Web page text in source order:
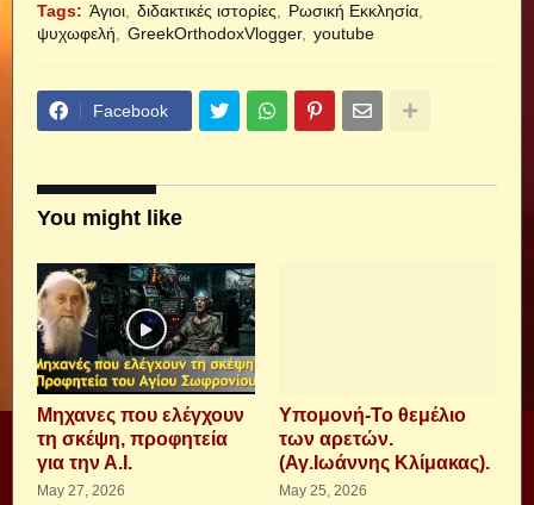
Tags: Άγιοι διδακτικές ιστορίες
Ρωσική Εκκλησία
ψυχωφελή
GreekOrthodoxVlogger youtube
Facebook
You might like
Μηχανες που ελέγχουν
τη σκέψη, προφητεία
για την Α.Ι.
May 27, 2026
Υπομονή-Το θεμέλιο
των αρετών.
(Αγ.Ιωάννης Κλίμακας).
May 25, 2026